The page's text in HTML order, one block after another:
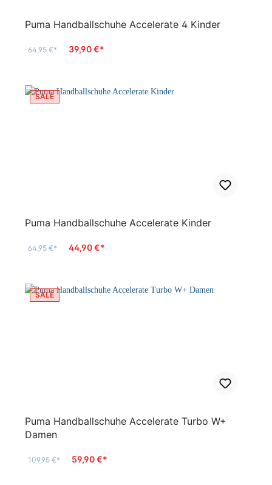
Puma Handballschuhe Accelerate 4 Kinder
64,95 €* 39,90 €*
SALE
Puma Handballschuhe Accelerate Kinder
64,95 €* 44,90 €*
SALE
Puma Handballschuhe Accelerate Turbo W+
Damen
109,95 €* 59,90 €*